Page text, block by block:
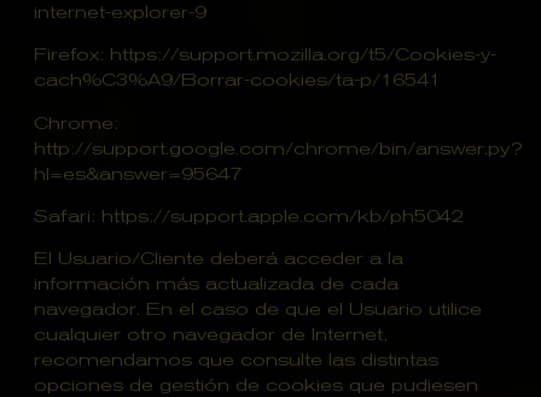
internet-explorer-9
Firefox: https://support.mozilla.org/t5/Cookies-y-
cach%C3%A9/Borrar-cookies/ta-p/16541
Chrome:
http://support.google.com/chrome/bin/answer.py?
hl=es&answer=95647
Safari: https://support.apple.com/kb/ph5042
El Usuario/Cliente deberá acceder a la
información más actualizada de cada
navegador. En el caso de que el Usuario utilice
cualquier otro navegador de Internet,
recomendamos que consulte las distintas
opciones de gestión de cookies que pudiesen